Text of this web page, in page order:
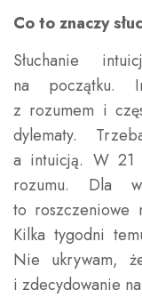
Co to znaczy
Słuchanie
na początku.
z rozumem i
dylematy.
a intuicją. W 21
rozumu. Dla
to roszczeniowe
Kilka tygodni
Nie ukrywam,
i zdecydowanie na